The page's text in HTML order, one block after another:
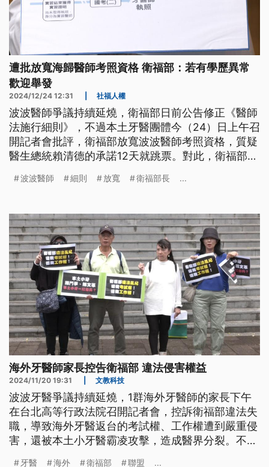
遭批放寬海歸醫師考照資格 衛福部：若有學歷異常
歡迎舉發
2024/12/24 12:31 社福人權
波波醫師爭議持續延燒，衛福部日前公告修正《醫師
法施行細則》，不過本土牙醫團體今（24）日上午召
開記者會批評，衛福部放寬波波醫師考照資格，質疑
醫生總統賴清德的承諾12天就跳票。對此，衛福部長
界發現有學歷異常，歡迎舉發。
波波醫師 細則 放寬 衛福部長 ...
海外牙醫師家長控告衛福部 違法侵害權益
2024/11/20 19:31 文教科技
波波牙醫爭議持續延燒，1群海外牙醫師的家長下午
在台北高等行政法院召開記者會，控訴衛福部違法失
職，導致海外牙醫返台的考試權、工作權遭到嚴重侵
害，還被本土小牙醫霸凌攻擊，造成醫界分裂。不過
牙醫 海外 衛福部 聯盟 ...